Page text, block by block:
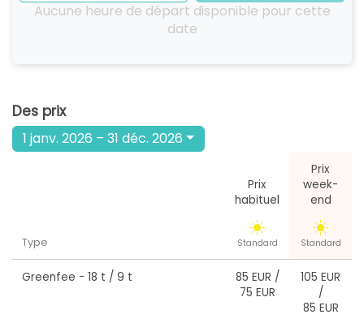
Aucune heure de départ disponible pour cette
date
Des prix
1 janv. 2026 – 31 déc. 2026
Prix
habituel
Prix
week-
end
Type Standard Standard
Greenfee - 18 t / 9 t 85 EUR /
75 EUR
105 EUR
/
85 EUR